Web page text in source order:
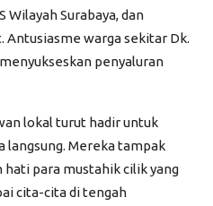
Wilayah Surabaya, dan
warga sekitar Dk.
penyaluran
lokal turut hadir untuk
langsung. Mereka tampak
para mustahik cilik yang
cita-cita di tengah